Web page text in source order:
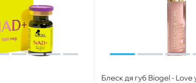
Блеск дя губ Biogel - Love